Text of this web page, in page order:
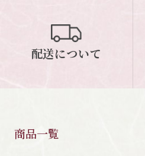
配送について
商品一覧